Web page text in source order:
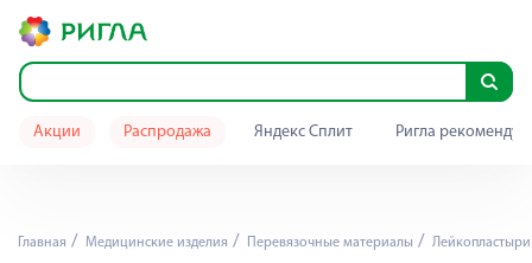
Акции Распродажа Яндекс Сплит Ригла
Главная Медицинские изделия Перевязочные материалы Лейкопластыри